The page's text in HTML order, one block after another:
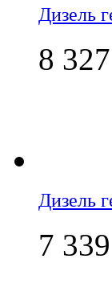
Дизель
8
Дизель
7